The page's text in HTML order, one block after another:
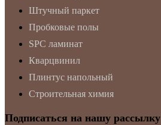
Штучный паркет
Пробковые полы
SPC ламинат
Кварцвинил
Плинтус напольный
Строительная химия
Подписаться на нашу рассылку